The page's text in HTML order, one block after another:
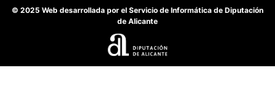
© 2025 Web desarrollada por el Servicio de Informática de Diputación
de Alicante